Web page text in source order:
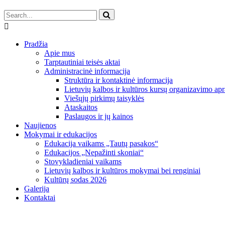
Pradžia
Apie mus
Tarptautiniai teisės aktai
Administracinė informacija
Struktūra ir kontaktinė informacija
Lietuvių kalbos ir kultūros kursų organizavimo
Viešųjų pirkimų taisyklės
Ataskaitos
Paslaugos ir jų kainos
Naujienos
Mokymai ir edukacijos
Edukacija vaikams „Tautų pasakos“
Edukacijos „Nepažinti skoniai“
Stovykladieniai vaikams
Lietuvių kalbos ir kultūros mokymai bei renginiai
Kultūrų sodas 2026
Galerija
Kontaktai